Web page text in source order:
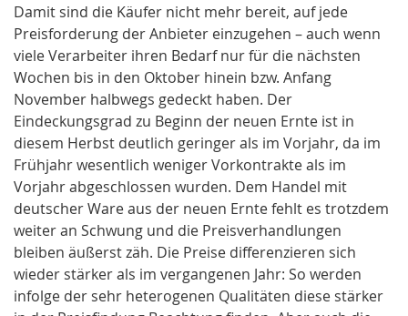
Damit sind die Käufer nicht mehr bereit, auf jede
Preisforderung der Anbieter einzugehen – auch wenn
viele Verarbeiter ihren Bedarf nur für die nächsten
Wochen bis in den Oktober hinein bzw. Anfang
November halbwegs gedeckt haben. Der
Eindeckungsgrad zu Beginn der neuen Ernte ist in
diesem Herbst deutlich geringer als im Vorjahr, da im
Frühjahr wesentlich wenigerVorkontrakteals im
Vorjahr abgeschlossen wurden. Dem Handel mit
deutscher Ware aus der neuen Ernte fehlt es trotzdem
weiter an Schwung und die Preisverhandlungen
bleiben äußerst zäh. Die Preise differenzieren sich
wieder stärker als im vergangenen Jahr: So werden
infolge der sehr heterogenen Qualitäten diese stärker